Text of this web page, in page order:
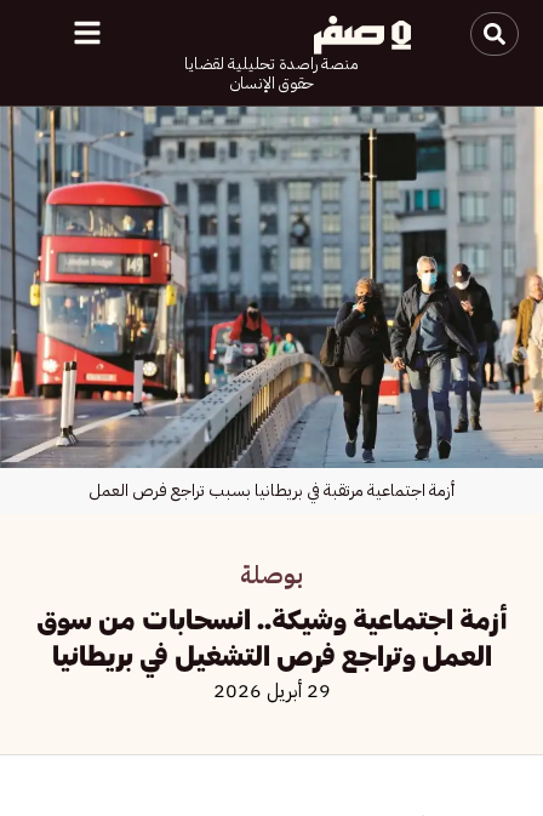
منصة راصدة تحليلية لقضايا
حقوق الإنسان
بوصلة
أزمة اجتماعية وشيكة.. انسحابات من سوق
العمل وتراجع فرص التشغيل في بريطانيا
29 أبريل 2026
أزمة اجتماعية مرتقبة في بريطانيا بسبب تراجع فرص العمل